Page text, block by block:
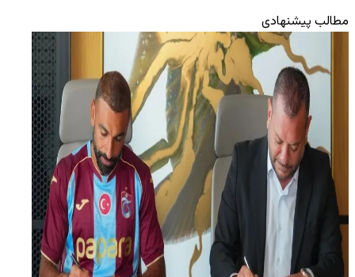
مطالب پیشنهادی